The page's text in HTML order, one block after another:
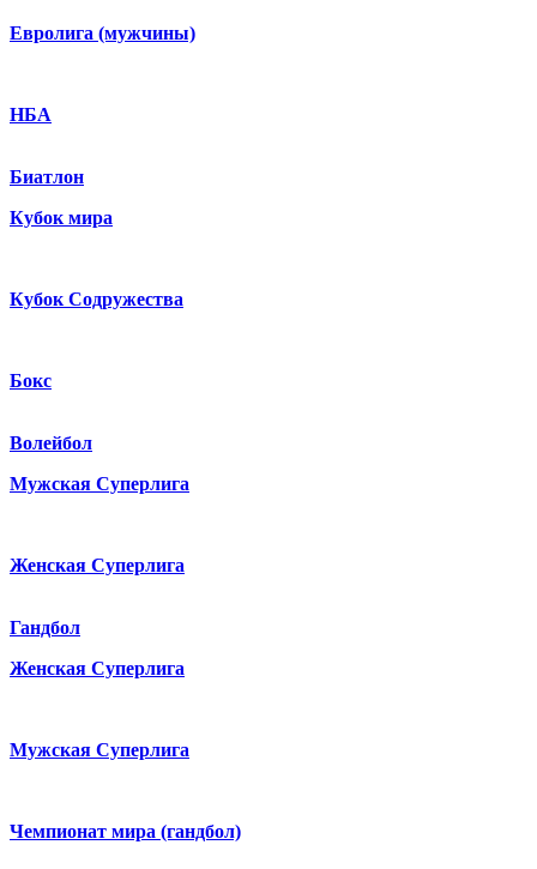
Евролига (мужчины)
НБА
Биатлон
Кубок мира
Кубок Содружества
Бокс
Волейбол
Мужская Суперлига
Женская Суперлига
Гандбол
Женская Суперлига
Мужская Суперлига
Чемпионат мира (гандбол)